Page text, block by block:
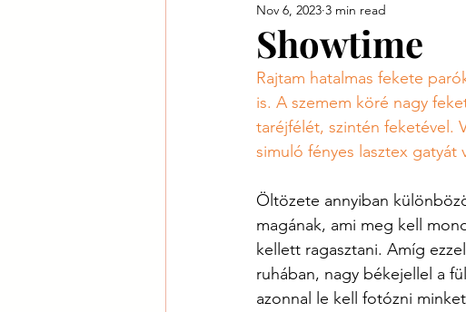
Így szültök ti Tökéletlen anya
Showtime
Nov 6, 2023 3 min read
Rajtam hatalmas fekete
is. A szemem köré nagy
taréjfélét, szintén feketével.
simuló fényes lasztex
Öltözete annyiban
magának, ami meg kell
kellett ragasztani. Amíg
ruhában, nagy békejellel a
azonnal le kell fotózni